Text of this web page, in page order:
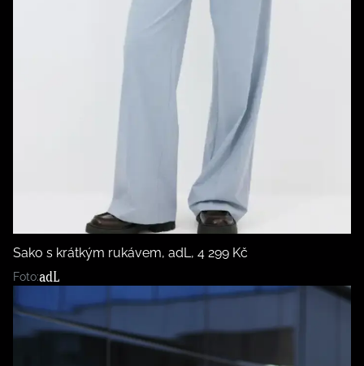
Sako s krátkým rukávem, adL, 4 299 Kč
Foto:adL